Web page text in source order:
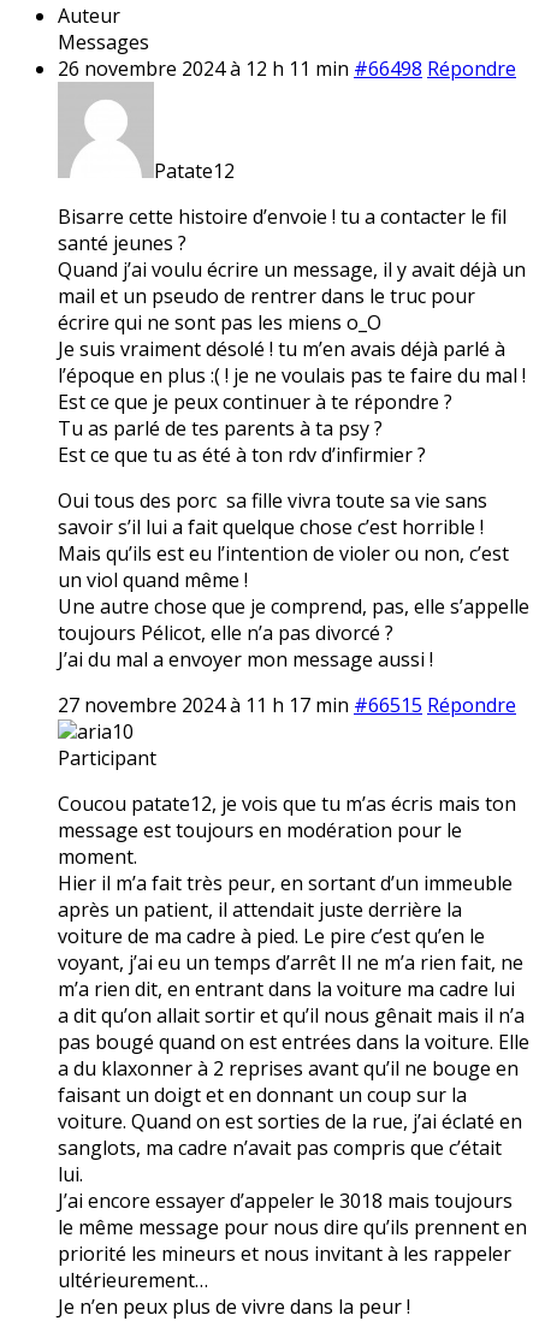
Auteur
Messages
26 novembre 2024 à 12 h 11 min #66498 Répondre
Patate12
Bisarre cette histoire d’envoie ! tu a contacter le fil
santé jeunes ?
Quand j’ai voulu écrire un message, il y avait déjà un
mail et un pseudo de rentrer dans le truc pour
écrire qui ne sont pas les miens o_O
Je suis vraiment désolé ! tu m’en avais déjà parlé à
l’époque en plus :( ! je ne voulais pas te faire du mal !
Est ce que je peux continuer à te répondre ?
Tu as parlé de tes parents à ta psy ?
Est ce que tu as été à ton rdv d’infirmier ?
Oui tous des porc sa fille vivra toute sa vie sans
savoir s’il lui a fait quelque chose c’est horrible !
Mais qu’ils est eu l’intention de violer ou non, c’est
un viol quand même !
Une autre chose que je comprend, pas, elle s’appelle
toujours Pélicot, elle n’a pas divorcé ?
J’ai du mal a envoyer mon message aussi !
27 novembre 2024 à 11 h 17 min #66515 Répondre
aria10
Participant
Coucou patate12, je vois que tu m’as écris mais ton
message est toujours en modération pour le
moment.
Hier il m’a fait très peur, en sortant d’un immeuble
après un patient, il attendait juste derrière la
voiture de ma cadre à pied. Le pire c’est qu’en le
voyant, j’ai eu un temps d’arrêt Il ne m’a rien fait, ne
m’a rien dit, en entrant dans la voiture ma cadre lui
a dit qu’on allait sortir et qu’il nous gênait mais il n’a
pas bougé quand on est entrées dans la voiture. Elle
a du klaxonner à 2 reprises avant qu’il ne bouge en
faisant un doigt et en donnant un coup sur la
voiture. Quand on est sorties de la rue, j’ai éclaté en
sanglots, ma cadre n’avait pas compris que c’était
lui.
J’ai encore essayer d’appeler le 3018 mais toujours
le même message pour nous dire qu’ils prennent en
priorité les mineurs et nous invitant à les rappeler
ultérieurement…
Je n’en peux plus de vivre dans la peur !